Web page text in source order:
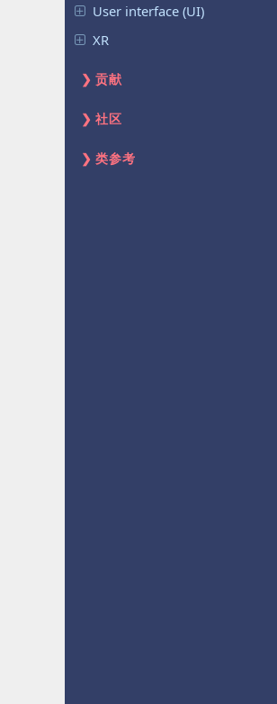
User interface (UI)
XR
贡献
社区
类参考